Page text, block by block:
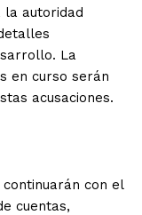
la autoridad
La
en curso serán
acusaciones.
con el
cuentas,